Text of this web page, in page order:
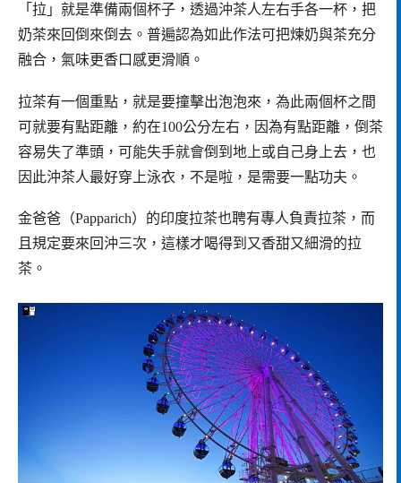
「拉」就是準備兩個杯子，透過沖茶人左右手各一杯，把
奶茶來回倒來倒去。普遍認為如此作法可把煉奶與茶充分
融合，氣味更香口感更滑順。
拉茶有一個重點，就是要撞擊出泡泡來，為此兩個杯之間
可就要有點距離，約在100公分左右，因為有點距離，倒茶
容易失了準頭，可能失手就會倒到地上或自己身上去，也
因此沖茶人最好穿上泳衣，不是啦，是需要一點功夫。
金爸爸（Papparich）的印度拉茶也聘有專人負責拉茶，而
且規定要來回沖三次，這樣才喝得到又香甜又細滑的拉
茶。